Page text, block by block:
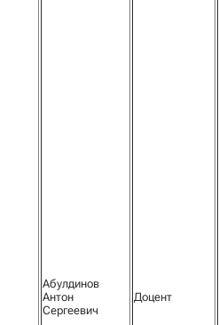
Абулдинов
Антон
Сергеевич
Доцент